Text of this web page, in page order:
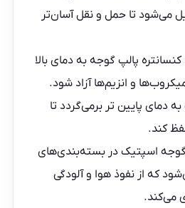
می‌شود تا حمل و نقل آسان‌تر
کنسانتره پالپ گوجه به دمای بالا
میکروب‌ها و انزیم‌ها آزاد شود.
پایین تر برمی‌گردد تا
کند.
اسپتیک در بسته‌بندی‌های
که از نفوذ هوا و آلودگی
می‌کند.